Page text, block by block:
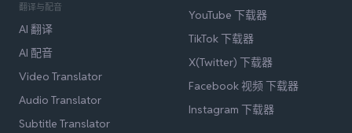
翻译与配音
AI 翻译
AI 配音
Video Translator
Audio Translator
Subtitle Translator
YouTube 下载器
TikTok 下载器
X(Twitter) 下载器
Facebook 视频 下载器
Instagram 下载器